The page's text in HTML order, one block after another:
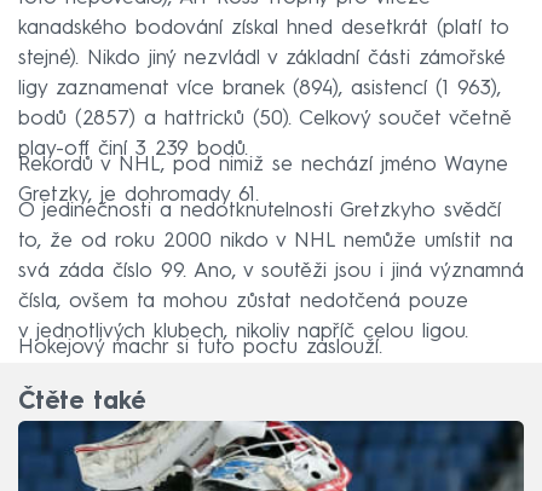
kanadského bodování získal hned desetkrát (platí to
stejné). Nikdo jiný nezvládl v základní části zámořské
ligy zaznamenat více branek (894), asistencí (1 963),
bodů (2857) a hattricků (50). Celkový součet včetně
play-off činí 3 239 bodů.
Rekordů v NHL, pod nimiž se nechází jméno Wayne
Gretzky, je dohromady 61.
O jedinečnosti a nedotknutelnosti Gretzkyho svědčí
to, že od roku 2000 nikdo v NHL nemůže umístit na
svá záda číslo 99. Ano, v soutěži jsou i jiná významná
čísla, ovšem ta mohou zůstat nedotčená pouze
v jednotlivých klubech, nikoliv napříč celou ligou.
Hokejový machr si tuto poctu zaslouží.
Čtěte také